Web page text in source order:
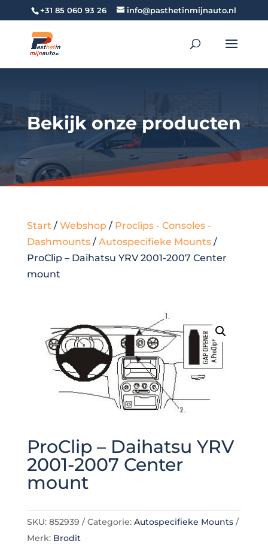
+31 85 060 93 26 info@pasthetinmijnauto.nl
Bekijk onze producten
Start / Webshop/ Proclips - Consoles -
Dashmounts/ Autospecifieke Mounts/
ProClip – Daihatsu YRV 2001-2007 Center
mount
ProClip – Daihatsu YRV
2001-2007 Center
mount
SKU: 852939 Categorie: Autospecifieke Mounts
Merk: Brodit